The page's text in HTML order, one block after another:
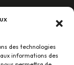
des technologies
informations des